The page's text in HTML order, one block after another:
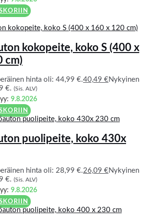
kokopeite, koko S (400 x
cm)
hinta oli: 44,99 €.40,49 €Nykyinen
€. (Sis. ALV)
9.8.2026
puolipeite, koko 430x
hinta oli: 28,99 €.26,09 €Nykyinen
€. (Sis. ALV)
9.8.2026